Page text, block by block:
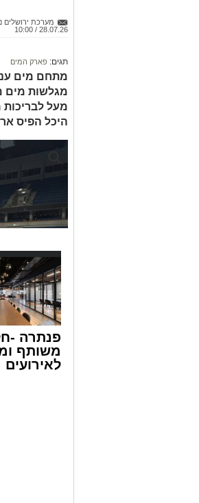
מערכת ירושלים
28.07.26 / 10:00
תגים: פארק המים
מעל
היכל הפיס ארנה ירושלים
פנתרה -
משותף
לאירועים